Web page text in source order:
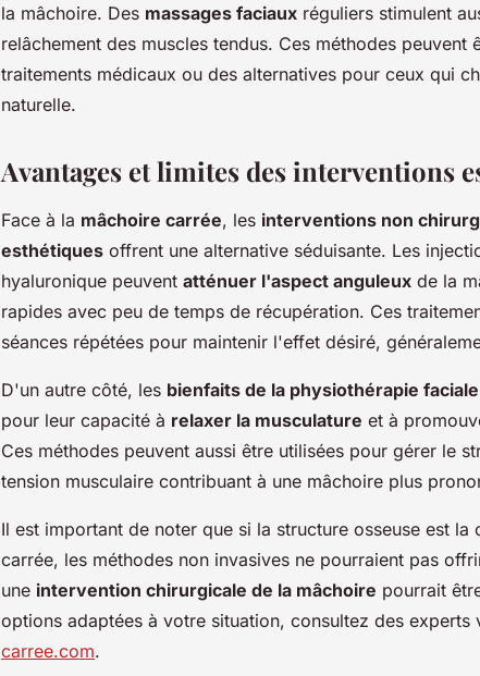
la mâchoire. Des massages faciaux réguliers stimulent
relâchement des muscles tendus. Ces méthodes peuvent
traitements médicaux ou des alternatives pour ceux qui
naturelle.
Avantages et limites des interventions
Face à la mâchoire carrée, les interventions non
esthétiques offrent une alternative séduisante. Les
hyaluronique peuvent atténuer l'aspect anguleux de la
rapides avec peu de temps de récupération. Ces
séances répétées pour maintenir l'effet désiré,
D'un autre côté, les bienfaits de la physiothérapie faciale
pour leur capacité à relaxer la musculature et à
Ces méthodes peuvent aussi être utilisées pour gérer le
tension musculaire contribuant à une mâchoire plus
Il est important de noter que si la structure osseuse est
carrée, les méthodes non invasives ne pourraient pas
une intervention chirurgicale de la mâchoire pourrait
options adaptées à votre situation, consultez des experts
carree.com.